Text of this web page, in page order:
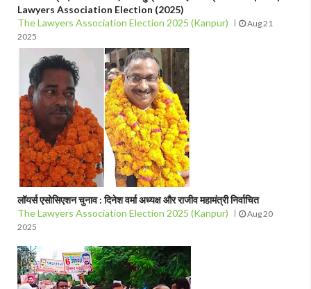
Lawyers Association Election (2025)
The Lawyers Association Election 2025 (Kanpur)
Aug 21
2025
लॉयर्स एसोसिएशन चुनाव : दिनेश वर्मा अध्यक्ष और राजीव महामंत्री निर्वाचित
The Lawyers Association Election 2025 (Kanpur)
Aug 20
2025